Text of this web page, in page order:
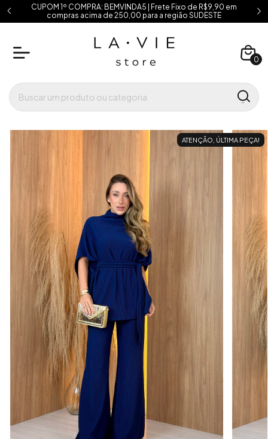
CUPOM 1º COMPRA: BEMVINDA5 | Frete Fixo de R$9,90 em
compras acima de 250,00 para a região SUDESTE
0
ATENÇÃO, ÚLTIMA PEÇA!